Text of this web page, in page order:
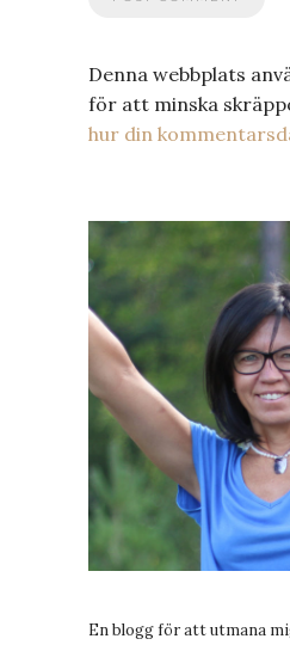
Denna webbplats
för att minska
hur din
En blogg för att utmana